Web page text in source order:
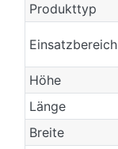
Produkttyp
Einsatzbereich
Höhe
Länge
Breite